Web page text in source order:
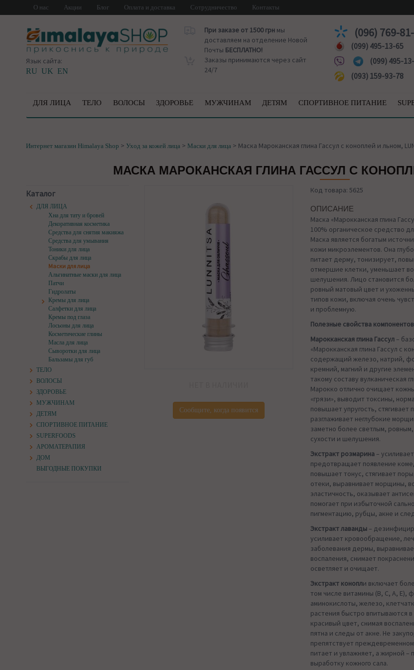
О нас Акции Блог Оплата и доставка Сотрудничество Контакты
Язык сайта:
RU UK EN
При заказе от 1500 грнмы
доставляем на отделение Новой
Почты БЕСПЛАТНО!
Заказы принимаются через сайт
24/7
(096) 769-
(099) 495-13-65
(099) 495-
(093) 159-93-78
ДЛЯ ЛИЦА ТЕЛО ВОЛОСЫ ЗДОРОВЬЕ МУЖЧИНАМ ДЕТЯМ СПОРТИВНОЕ ПИТАНИЕ
Интернет магазин Himalaya Shop > Уход за кожей лица > Маски для лица > Маска Мароканская глина Гассул с коноплей и льном,
МАСКА МАРОКАНСКАЯ ГЛИНА ГАССУЛ С
Каталог
ДЛЯ ЛИЦА
Хна для тату и бровей
Декоративная косметика
Средства для снятия макияжа
Средства для умывания
Тоники для лица
Скрабы для лица
Маски для лица
Альгинатные маски для лица
Патчи
Гидролаты
Кремы для лица
Салфетки для лица
Кремы под глаза
Лосьоны для лица
Косметические глины
Масла для лица
Сыворотки для лица
Бальзамы для губ
ТЕЛО
ВОЛОСЫ
ЗДОРОВЬЕ
МУЖЧИНАМ
ДЕТЯМ
СПОРТИВНОЕ ПИТАНИЕ
SUPERFOODS
АРОМАТЕРАПИЯ
ДОМ
ВЫГОДНЫЕ ПОКУПКИ
Сообщите, когда появится
Код товара: 5625
ОПИСАНИЕ
Маска «Марокканская глина
100% органическое средство
Маска является богатым
кожи микроэлементов. Она
питает дерму, тонизирует,
отмершие клетки, уменьшает
шелушения. Лицо становится
ровный матовый цвет и
типов кожи, включая очень
и проблемную.
Полезные свойства
Марокканская глина Гассул –
«Марокканская глина Гассул с
содержащий железо, натрий,
кремний, магний и другие
такому составу вулканическая
Марокко отлично очищает
«грязи», выводит токсины,
повышает упругость, стягивает
разглаживает неглубокие
заметно более светлым,
сухости и шелушения.
Экстракт розмарина –
предотвращает появление
повышает тонус, стягивает
отеки, выравнивает морщины,
эластичность, оказывает
помогает при избыточной
пигментацию, рубцы, акне и
Экстракт лаванды –
усиливает кровообращение,
заболевания дермы,
воспаления, снимает
осветляет и очищает.
Экстракт конопли включает
том числе витамины (B, C, A, E),
аминокислоты, железо,
растения быстро впитываются
красивый цвет, снимая
пятна и следы от акне. Не
препятствует
питает и увлажняет, а жирной –
выработку кожного сала.